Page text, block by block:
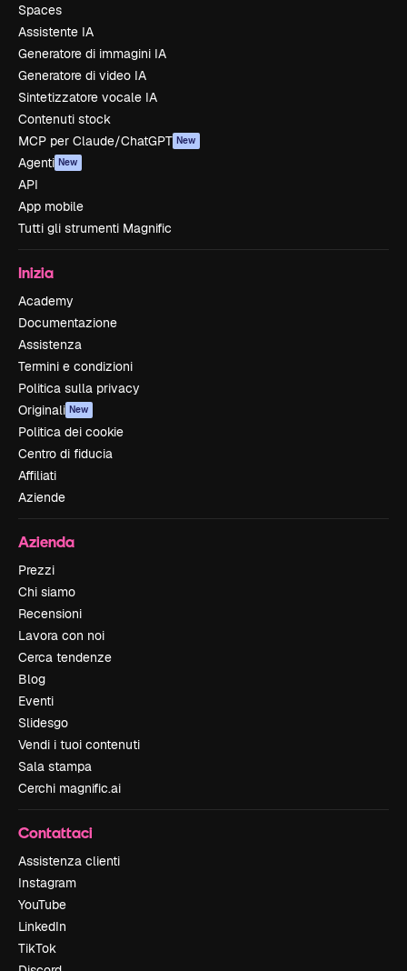
Spaces
Assistente IA
Generatore di immagini IA
Generatore di video IA
Sintetizzatore vocale IA
Contenuti stock
MCP per Claude/ChatGPT New
Agenti New
API
App mobile
Tutti gli strumenti Magnific
Inizia
Academy
Documentazione
Assistenza
Termini e condizioni
Politica sulla privacy
Originali New
Politica dei cookie
Centro di fiducia
Affiliati
Aziende
Azienda
Prezzi
Chi siamo
Recensioni
Lavora con noi
Cerca tendenze
Blog
Eventi
Slidesgo
Vendi i tuoi contenuti
Sala stampa
Cerchi magnific.ai
Contattaci
Assistenza clienti
Instagram
YouTube
LinkedIn
TikTok